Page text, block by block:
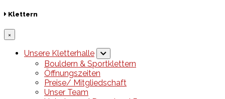
Klettern
×
Unsere Kletterhalle
Bouldern & Sportklettern
Öffnungszeiten
Preise/ Mitgliedschaft
Unser Team